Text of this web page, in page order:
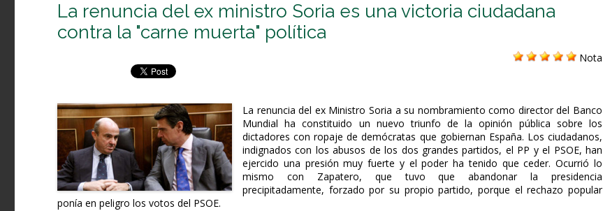
La renuncia del ex ministro Soria es una victoria ciudadana
contra la "carne muerta" política
Nota
La renuncia del ex Ministro Soria a su nombramiento como director del Banco
Mundial ha constituido un nuevo triunfo de la opinión pública sobre los
dictadores con ropaje de demócratas que gobiernan España. Los ciudadanos,
indignados con los abusos de los dos grandes partidos, el PP y el PSOE, han
ejercido una presión muy fuerte y el poder ha tenido que ceder. Ocurrió lo
mismo con Zapatero, que tuvo que abandonar la presidencia
precipitadamente, forzado por su propio partido, porque el rechazo popular
ponía en peligro los votos del PSOE.